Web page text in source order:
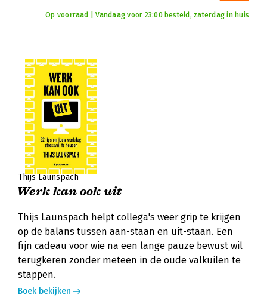
Op voorraad | Vandaag voor 23:00 besteld, zaterdag in huis
Thijs Launspach
Werk kan ook uit
Thijs Launspach helpt collega's weer grip te krijgen
op de balans tussen aan-staan en uit-staan. Een
fijn cadeau voor wie na een lange pauze bewust wil
terugkeren zonder meteen in de oude valkuilen te
stappen.
Boek bekijken